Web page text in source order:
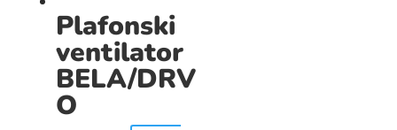
Plafonski
ventilator
BELA/DRV
O